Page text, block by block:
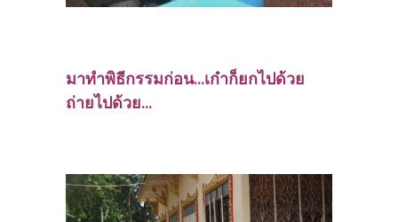
มาทำพิธีกรรมก่อน...เก๋าก็ยกไปด้วย
ถ่ายไปด้วย...